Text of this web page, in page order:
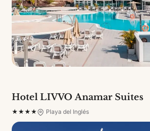
Hotel LIVVO Anamar Suites
★★★★ Playa del Inglés